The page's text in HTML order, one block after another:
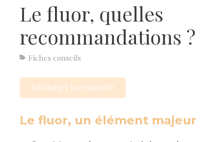
Le fluor, quelles
recommandations ?
Fiches conseils
Télécharger la version PDF
Le fluor, un élément majeur